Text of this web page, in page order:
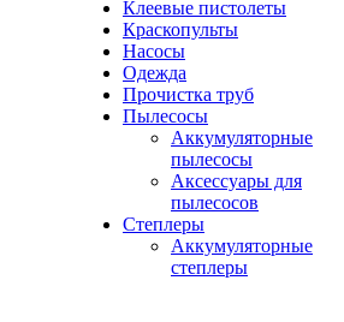
Клеевые пистолеты
Краскопульты
Насосы
Одежда
Прочистка труб
Пылесосы
Аккумуляторные
пылесосы
Аксессуары для
пылесосов
Степлеры
Аккумуляторные
степлеры